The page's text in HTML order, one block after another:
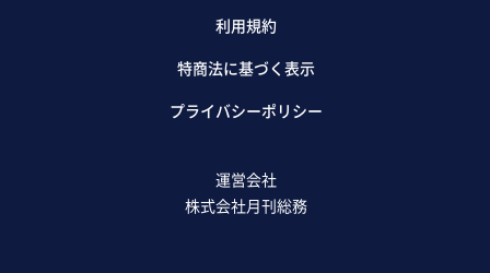
利用規約
特商法に基づく表示
プライバシーポリシー
運営会社
株式会社月刊総務